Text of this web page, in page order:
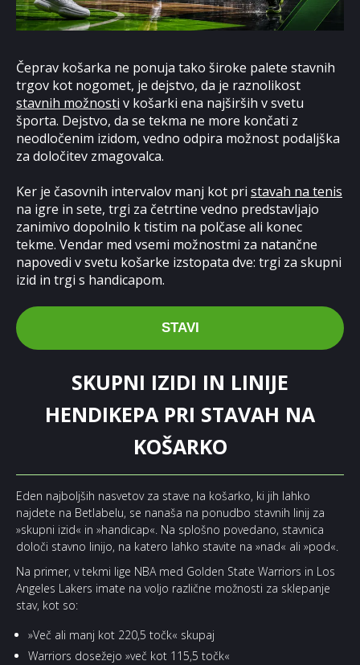
Čeprav košarka ne ponuja tako široke palete stavnih
trgov kot nogomet, je dejstvo, da je raznolikost
stavnih možnosti v košarki ena najširših v svetu
športa. Dejstvo, da se tekma ne more končati z
neodločenim izidom, vedno odpira možnost podaljška
za določitev zmagovalca.
Ker je časovnih intervalov manj kot pri stavah na tenis
na igre in sete, trgi za četrtine vedno predstavljajo
zanimivo dopolnilo k tistim na polčase ali konec
tekme. Vendar med vsemi možnostmi za natančne
napovedi v svetu košarke izstopata dve: trgi za skupni
izid in trgi s handicapom.
STAVI
SKUPNI IZIDI IN LINIJE
HENDIKEPA PRI STAVAH NA
KOŠARKO
Eden najboljših nasvetov za stave na košarko, ki jih lahko
najdete na Betlabelu, se nanaša na ponudbo stavnih linij za
»skupni izid« in »handicap«. Na splošno povedano, stavnica
določi stavno linijo, na katero lahko stavite na »nad« ali »pod«.
Na primer, v tekmi lige NBA med Golden State Warriors in Los
Angeles Lakers imate na voljo različne možnosti za sklepanje
stav, kot so:
»Več ali manj kot 220,5 točk« skupaj
Warriors dosežejo »več kot 115,5 točk«